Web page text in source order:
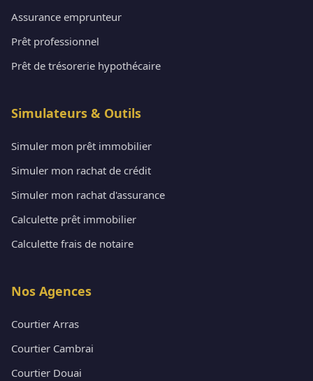
Assurance emprunteur
Prêt professionnel
Prêt de trésorerie hypothécaire
Simulateurs & Outils
Simuler mon prêt immobilier
Simuler mon rachat de crédit
Simuler mon rachat d'assurance
Calculette prêt immobilier
Calculette frais de notaire
Nos Agences
Courtier Arras
Courtier Cambrai
Courtier Douai